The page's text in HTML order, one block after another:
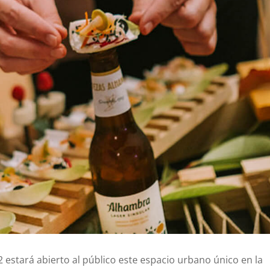
estará abierto al público este espacio urbano único en la